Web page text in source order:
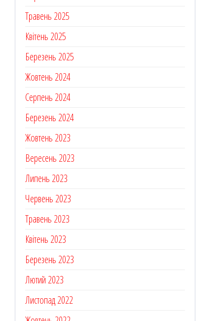
Травень 2025
Квітень 2025
Березень 2025
Жовтень 2024
Серпень 2024
Березень 2024
Жовтень 2023
Вересень 2023
Липень 2023
Червень 2023
Травень 2023
Квітень 2023
Березень 2023
Лютий 2023
Листопад 2022